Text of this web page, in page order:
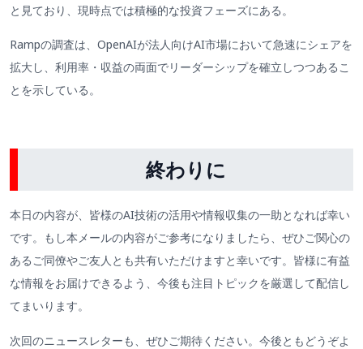
と見ており、現時点では積極的な投資フェーズにある。
Rampの調査は、OpenAIが法人向けAI市場において急速にシェアを
拡大し、利用率・収益の両面でリーダーシップを確立しつつあるこ
とを示している。
終わりに
本日の内容が、皆様のAI技術の活用や情報収集の一助となれば幸い
です。もし本メールの内容がご参考になりましたら、ぜひご関心の
あるご同僚やご友人とも共有いただけますと幸いです。皆様に有益
な情報をお届けできるよう、今後も注目トピックを厳選して配信し
てまいります。
次回のニュースレターも、ぜひご期待ください。今後ともどうぞよ